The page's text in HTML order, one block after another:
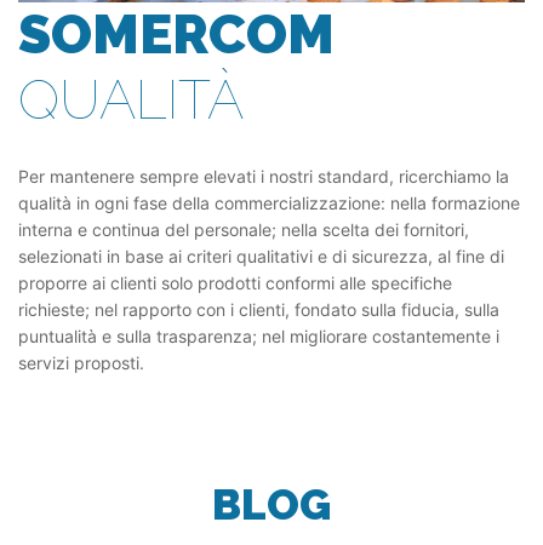
SOMERCOM
QUALITÀ
Per mantenere sempre elevati i nostri standard, ricerchiamo la
qualità in ogni fase della commercializzazione: nella formazione
interna e continua del personale; nella scelta dei fornitori,
selezionati in base ai criteri qualitativi e di sicurezza, al fine di
proporre ai clienti solo prodotti conformi alle specifiche
richieste; nel rapporto con i clienti, fondato sulla fiducia, sulla
puntualità e sulla trasparenza; nel migliorare costantemente i
servizi proposti.
BLOG